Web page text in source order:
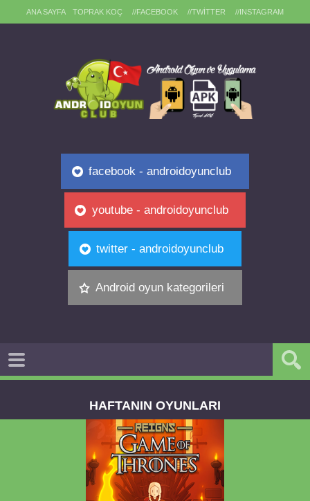
ANA SAYFA TOPRAK KOÇ //FACEBOOK //TWITTER //INSTAGRAM
facebook - androidoyunclub
youtube - androidoyunclub
twitter - androidoyunclub
Android oyun kategorileri
HAFTANIN OYUNLARI